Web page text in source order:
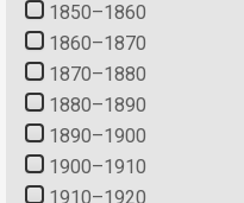
1850–1860
1860–1870
1870–1880
1880–1890
1890–1900
1900–1910
1910–1920